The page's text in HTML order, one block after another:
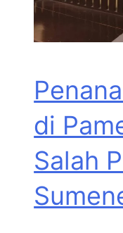
di
Salah